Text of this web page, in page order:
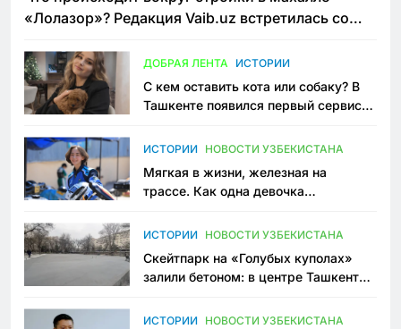
«Лолазор»? Редакция Vaib.uz встретилась со
ДОБРАЯ ЛЕНТА ИСТОРИИ
С кем оставить кота или собаку? В
Ташкенте появился первый сервис
ИСТОРИИ НОВОСТИ УЗБЕКИСТАНА
Мягкая в жизни, железная на
трассе. Как одна девочка
Узбекистане
ИСТОРИИ НОВОСТИ УЗБЕКИСТАНА
Скейтпарк на «Голубых куполах»
залили бетоном: в центре Ташкента
пространство
ИСТОРИИ НОВОСТИ УЗБЕКИСТАНА